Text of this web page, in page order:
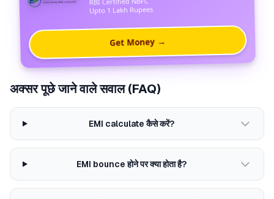
Upto 1 Lakh Rupees
Get Money →
अक्सर पूछे जाने वाले सवाल (FAQ)
EMI calculate कैसे करें?
EMI bounce होने पर क्या होता है?